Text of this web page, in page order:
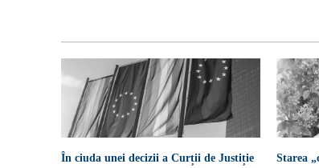
În ciuda unei decizii a Curții de Justiție
Starea